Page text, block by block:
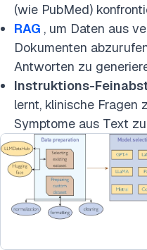
(wie PubMed)
RAG , um Daten aus
Dokumenten
Antworten zu
Instruktions-
lernt, klinische Fragen
Symptome aus Text